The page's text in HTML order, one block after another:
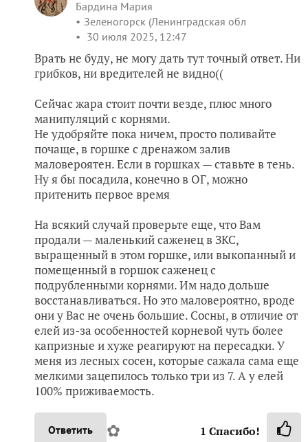
Бардина Мария
Зеленогорск (Ленинградская обл
30 июля 2025, 12:47
Врать не буду, не могу дать тут точный ответ. Ни
грибков, ни вредителей не видно((
Сейчас жара стоит почти везде, плюс много
манипуляций с корнями.
Не удобряйте пока ничем, просто поливайте
почаще, в горшке с дренажом залив
маловероятен. Если в горшках — ставьте в тень.
Ну я бы посадила, конечно в ОГ, можно
притенить первое время
На всякий случай проверьте еще, что Вам
продали — маленький саженец в ЗКС,
выращенный в этом горшке, или выкопанный и
помещенный в горшок саженец с
подрубленными корнями. Им надо дольше
восстанавливаться. Но это маловероятно, вроде
они у Вас не очень большие. Сосны, в отличие от
елей из-за особенностей корневой чуть более
капризные и хуже реагируют на пересадки. У
меня из лесных сосен, которые сажала сама еще
мелкими зацепилось только три из 7. А у елей
100% приживаемость.
Ответить ✿ 1 Спасибо!